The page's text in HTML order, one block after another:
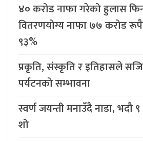
४० करोड नाफा गरेको हुलास
वितरणयोग्य नाफा ७७ करोड
९३%
प्रकृति, संस्कृति र इतिहासले
पर्यटनको सम्भावना
स्वर्ण जयन्ती मनाउँदै नाडा, भदौ
शो